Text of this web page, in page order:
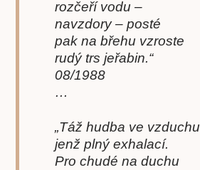
rozčeří vodu –
navzdory – posté
pak na břehu vzroste
rudý trs jeřabin.“
08/1988
…
„Táž hudba ve vzduchu
jenž plný exhalací.
Pro chudé na duchu